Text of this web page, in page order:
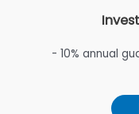
- 10% annual